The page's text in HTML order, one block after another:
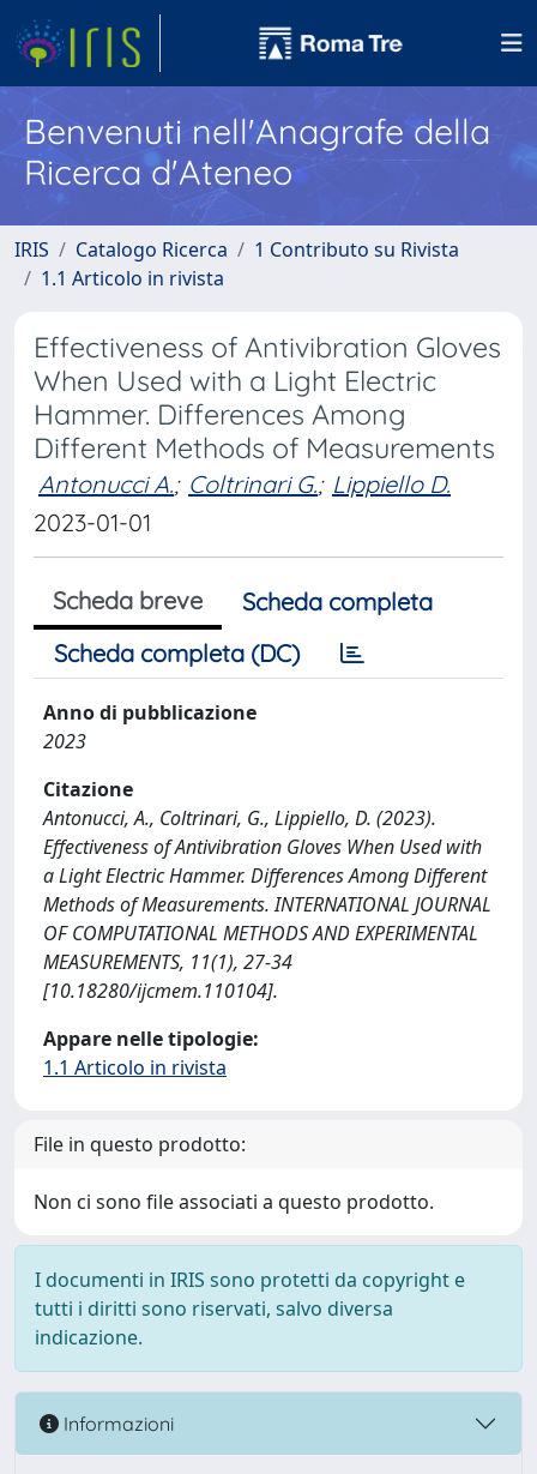
Benvenuti nell'Anagrafe della
Ricerca d'Ateneo
IRIS Catalogo Ricerca
1 Contributo su Rivista
1.1 Articolo in rivista
Effectiveness of Antivibration Gloves
When Used with a Light Electric
Hammer. Differences Among
Different Methods of Measurements
Antonucci A.; Coltrinari G.; Lippiello D.
2023-01-01
Scheda breve
Scheda completa
Scheda completa (DC)
Anno di pubblicazione
2023
Citazione
Antonucci, A., Coltrinari, G., Lippiello, D. (2023).
Effectiveness of Antivibration Gloves When Used with
a Light Electric Hammer. Differences Among Different
Methods of Measurements. INTERNATIONAL JOURNAL
OF COMPUTATIONAL METHODS AND EXPERIMENTAL
MEASUREMENTS, 11(1), 27-34
[10.18280/ijcmem.110104].
Appare nelle tipologie:
1.1 Articolo in rivista
File in questo prodotto:
Non ci sono file associati a questo prodotto.
I documenti in IRIS sono protetti da copyright e
tutti i diritti sono riservati, salvo diversa
indicazione.
Informazioni